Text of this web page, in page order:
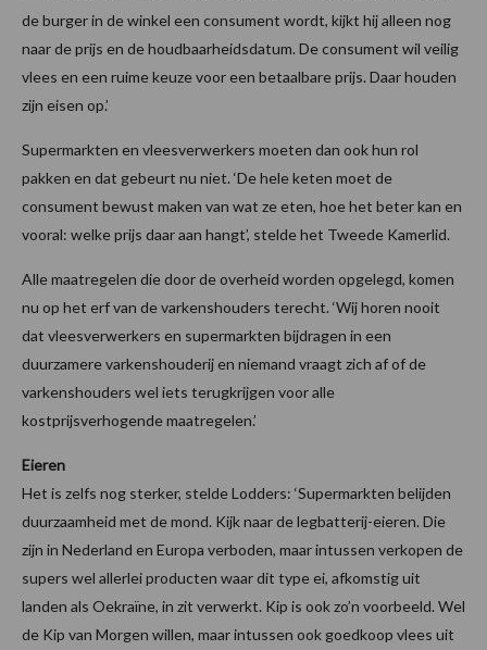
de burger in de winkel een consument wordt, kijkt hij alleen nog
naar de prijs en de houdbaarheidsdatum. De consument wil veilig
vlees en een ruime keuze voor een betaalbare prijs. Daar houden
zijn eisen op.’
Supermarkten en vleesverwerkers moeten dan ook hun rol
pakken en dat gebeurt nu niet. ‘De hele keten moet de
consument bewust maken van wat ze eten, hoe het beter kan en
vooral: welke prijs daar aan hangt’, stelde het Tweede Kamerlid.
Alle maatregelen die door de overheid worden opgelegd, komen
nu op het erf van de varkenshouders terecht. ‘Wij horen nooit
dat vleesverwerkers en supermarkten bijdragen in een
duurzamere varkenshouderij en niemand vraagt zich af of de
varkenshouders wel iets terugkrijgen voor alle
kostprijsverhogende maatregelen.’
Eieren
Het is zelfs nog sterker, stelde Lodders: ‘Supermarkten belijden
duurzaamheid met de mond. Kijk naar de legbatterij-eieren. Die
zijn in Nederland en Europa verboden, maar intussen verkopen de
supers wel allerlei producten waar dit type ei, afkomstig uit
landen als Oekraïne, in zit verwerkt. Kip is ook zo’n voorbeeld. Wel
de Kip van Morgen willen, maar intussen ook goedkoop vlees uit